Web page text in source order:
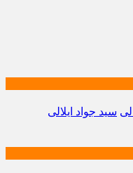
سید جواد ایلالی